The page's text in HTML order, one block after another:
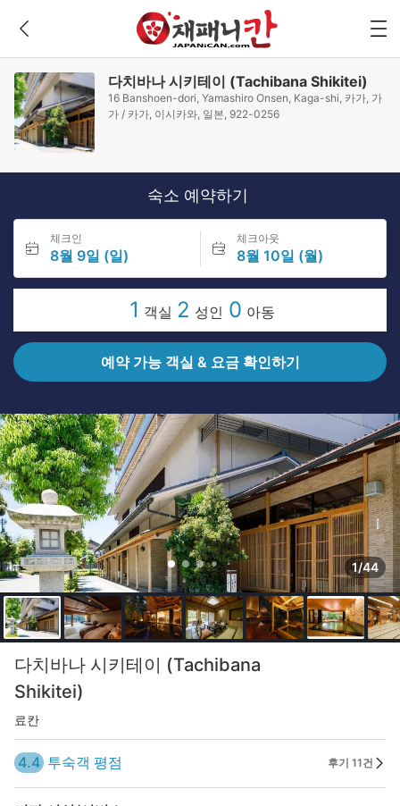
다치바나 시키테이 (Tachibana Shikitei)
16 Banshoen-dori, Yamashiro Onsen, Kaga-shi, 카가, 가
가 / 카가, 이시카와, 일본, 922-0256
숙소 예약하기
체크인
8월 9일 (일)
체크아웃
8월 10일 (월)
1 객실 2 성인 0 아동
예약 가능 객실 & 요금 확인하기
1/44
다치바나 시키테이 (Tachibana
Shikitei)
료칸
4.4 투숙객 평점 후기 11건